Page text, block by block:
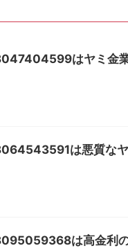
はヤミ金
は悪質な
は高金利